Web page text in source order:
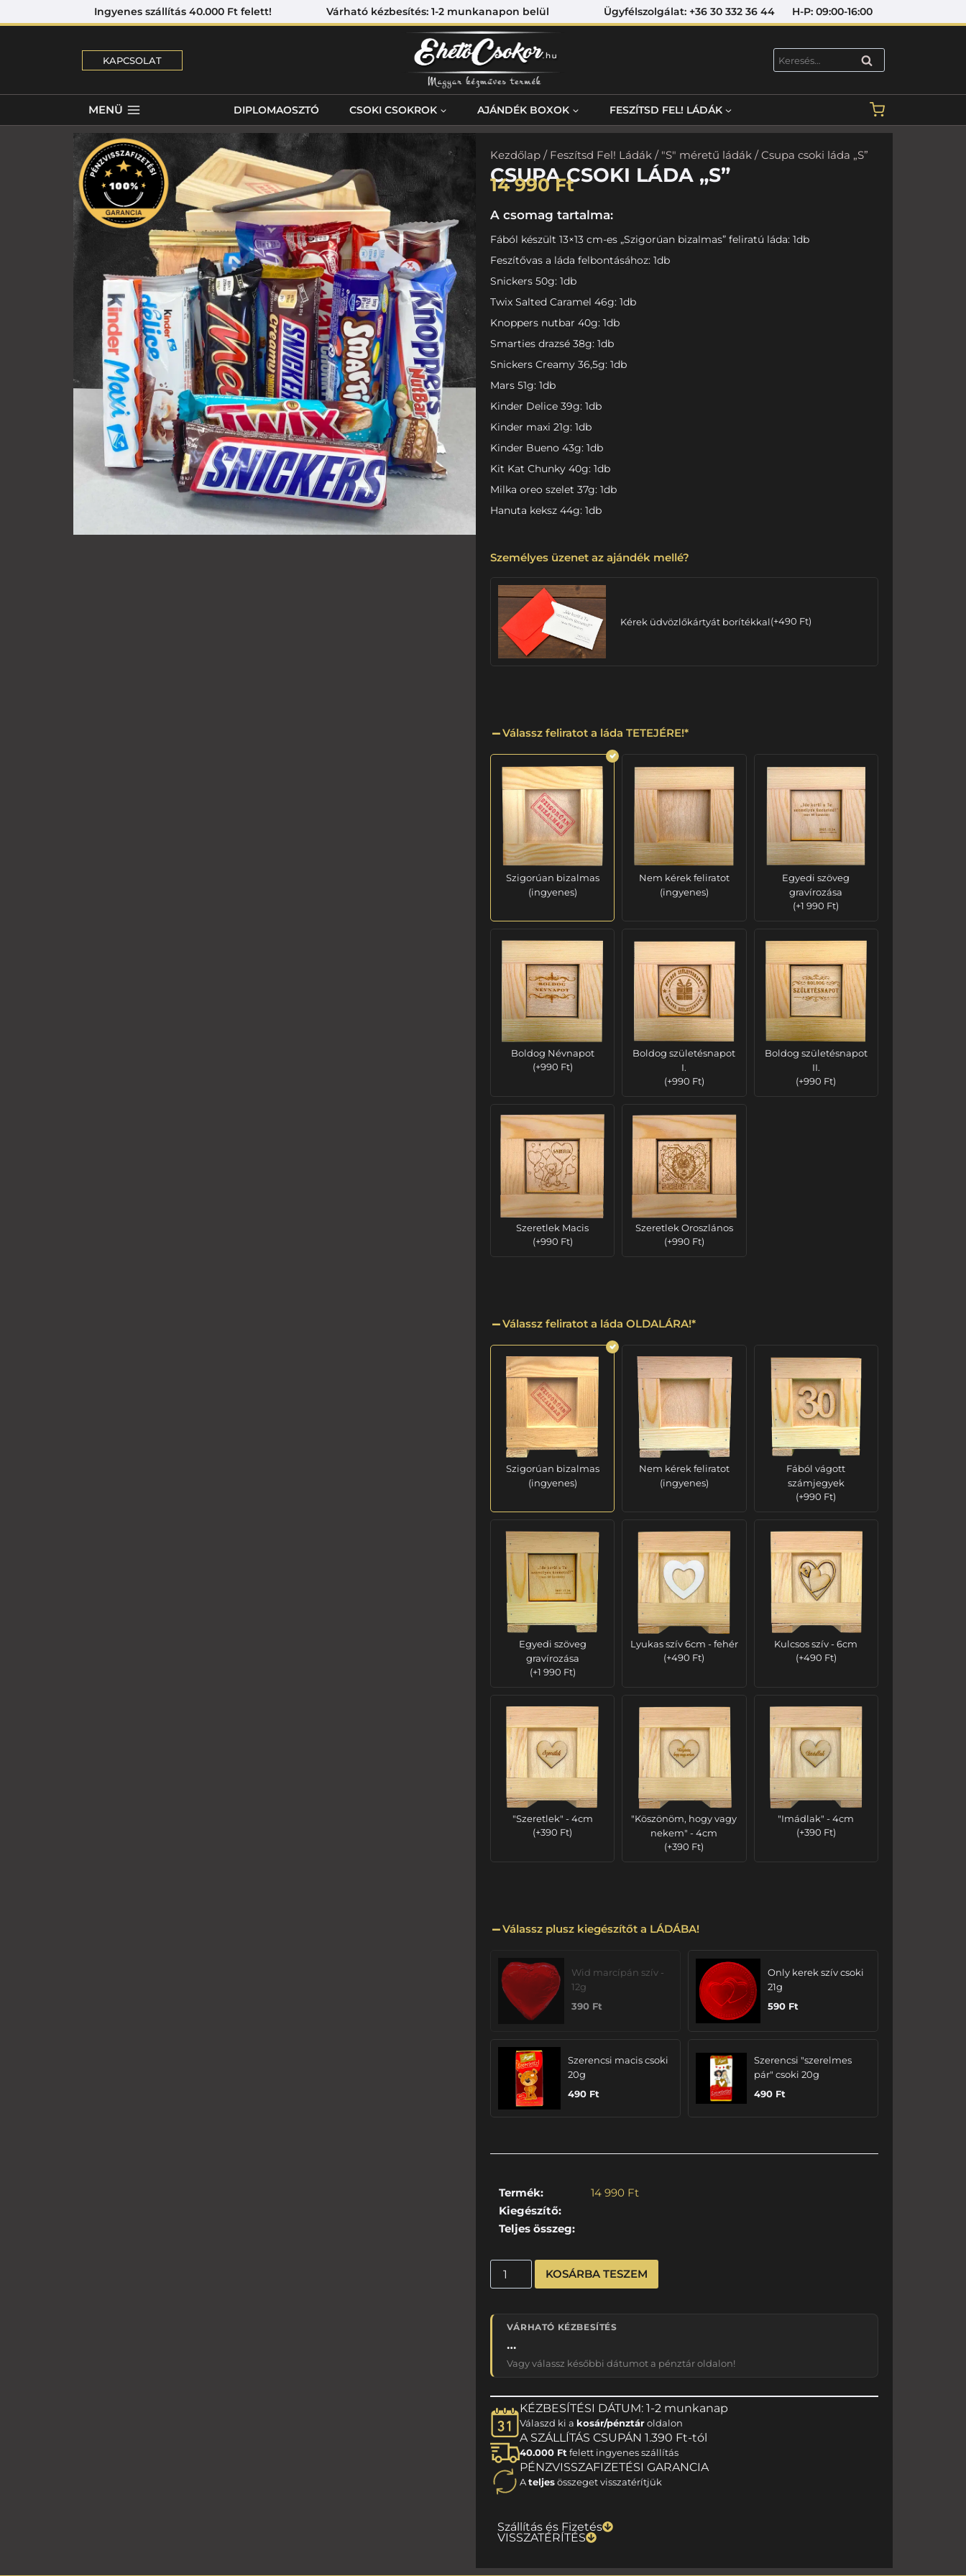
Ingyenes szállítás 40.000 Ft felett! Várható kézbesítés: 1-2 munkanapon belül Ügyfélszolgálat: +36 30 332 36 44 H-P: 09:00-16:00
KAPCSOLAT KERESÉS
MENÜ DIPLOMAOSZTÓ CSOKI CSOKROK AJÁNDÉK BOXOK FESZÍTSD FEL! LÁDÁK
Kezdőlap/ Feszítsd Fel! Ládák/ "S" méretű ládák/ Csupa csoki láda „S”
CSUPA CSOKI LÁDA „S”
14 990Ft
A csomag tartalma:
Fából készült 13×13 cm-es „Szigorúan bizalmas” feliratú láda: 1db
Feszítővas a láda felbontásához: 1db
Snickers 50g: 1db
Twix Salted Caramel 46g: 1db
Knoppers nutbar 40g: 1db
Smarties drazsé 38g: 1db
Snickers Creamy 36,5g: 1db
Mars 51g: 1db
Kinder Delice 39g: 1db
Kinder maxi 21g: 1db
Kinder Bueno 43g: 1db
Kit Kat Chunky 40g: 1db
Milka oreo szelet 37g: 1db
Hanuta keksz 44g: 1db
Személyes üzenet az ajándék mellé?
Kérek üdvözlőkártyát borítékkal(+490 Ft)
Válassz feliratot a láda TETEJÉRE!*
Szigorúan bizalmas
(ingyenes)
Nem kérek feliratot
(ingyenes)
Egyedi szöveg
gravírozása
(+1 990 Ft)
Boldog Névnapot
(+990 Ft)
Boldog születésnapot
I.
(+990 Ft)
Boldog születésnapot
II.
(+990 Ft)
Szeretlek Macis
(+990 Ft)
Szeretlek Oroszlános
(+990 Ft)
Válassz feliratot a láda OLDALÁRA!*
Szigorúan bizalmas
(ingyenes)
Nem kérek feliratot
(ingyenes)
Fából vágott
számjegyek
(+990 Ft)
Egyedi szöveg
gravírozása
(+1 990 Ft)
Lyukas szív 6cm - fehér
(+490 Ft)
Kulcsos szív - 6cm
(+490 Ft)
"Szeretlek" - 4cm
(+390 Ft)
"Köszönöm, hogy vagy
nekem" - 4cm
(+390 Ft)
"Imádlak" - 4cm
(+390 Ft)
Válassz plusz kiegészítőt a LÁDÁBA!
Wid marcípán szív -
12g
390 Ft
Only kerek szív csoki
21g
590 Ft
Szerencsi macis csoki
20g
490 Ft
Szerencsi "szerelmes
pár" csoki 20g
490 Ft
Termék: 14 990 Ft
Kiegészítő:
Teljes összeg:
KOSÁRBA TESZEM
VÁRHATÓ KÉZBESÍTÉS
…
Vagy válassz későbbi dátumot a pénztár oldalon!
KÉZBESÍTÉSI DÁTUM: 1-2 munkanap
Válaszd ki a kosár/pénztároldalon
A SZÁLLÍTÁS CSUPÁN 1.390 Ft-tól
40.000 Ft felett ingyenes szállítás
PÉNZVISSZAFIZETÉSI GARANCIA
Ateljesösszeget visszatérítjük
Szállítás és Fizetés
VISSZATÉRÍTÉS